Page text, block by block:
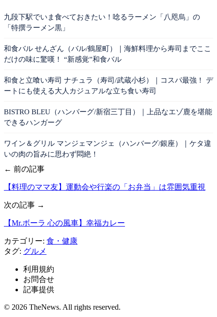
九段下駅でいま食べておきたい！唸るラーメン「八咫烏」の
「特撰ラーメン黒」
和食バル せんざん（バル/鶴屋町）｜海鮮料理から寿司までここ
だけの味に驚嘆！ “新感覚”和食バル
和食と立喰い寿司 ナチュラ（寿司/武蔵小杉）｜コスパ最強！ デ
ートにも使える大人カジュアルな立ち食い寿司
BISTRO BLEU（ハンバーグ/新宿三丁目）｜上品なエゾ鹿を堪能
できるハンガーグ
ワイン＆グリル マンジェマンジェ（ハンバーグ/銀座）｜ケタ違
いの肉の旨みに思わず悶絶！
← 前の記事
【料理のママ友】運動会や行楽の「お弁当」は雰囲気重視
次の記事 →
【Mr.ボーラ 心の風車】幸福カレー
カテゴリー: 食・健康
タグ: グルメ
利用規約
お問合せ
記事提供
© 2026 TheNews. All rights reserved.